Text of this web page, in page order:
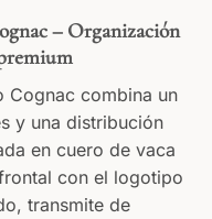
– Organización
Cognac combina un
y una distribución
en cuero de vaca
con el logotipo
transmite de